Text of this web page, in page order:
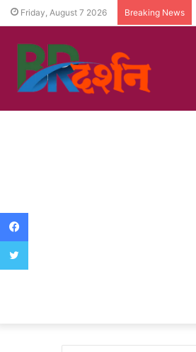
Friday, August 7 2026 Breaking News